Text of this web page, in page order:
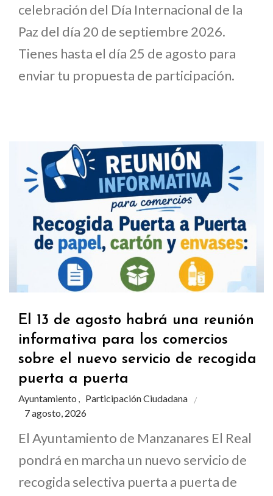
celebración del Día Internacional de la
Paz del día 20 de septiembre 2026.
Tienes hasta el día 25 de agosto para
enviar tu propuesta de participación.
El 13 de agosto habrá una reunión
informativa para los comercios
sobre el nuevo servicio de recogida
puerta a puerta
Ayuntamiento , Participación Ciudadana
7 agosto, 2026
El Ayuntamiento de Manzanares El Real
pondrá en marcha un nuevo servicio de
recogida selectiva puerta a puerta de